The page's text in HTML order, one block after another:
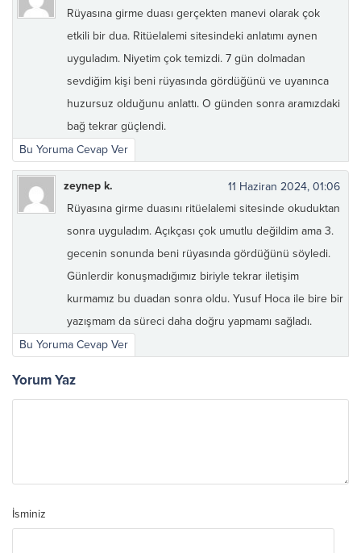
Rüyasına girme duası gerçekten manevi olarak çok
etkili bir dua. Ritüelalemi sitesindeki anlatımı aynen
uyguladım. Niyetim çok temizdi. 7 gün dolmadan
sevdiğim kişi beni rüyasında gördüğünü ve uyanınca
huzursuz olduğunu anlattı. O günden sonra aramızdaki
bağ tekrar güçlendi.
Bu Yoruma Cevap Ver
zeynep k.
11 Haziran 2024, 01:06
Rüyasına girme duasını ritüelalemi sitesinde okuduktan
sonra uyguladım. Açıkçası çok umutlu değildim ama 3.
gecenin sonunda beni rüyasında gördüğünü söyledi.
Günlerdir konuşmadığımız biriyle tekrar iletişim
kurmamız bu duadan sonra oldu. Yusuf Hoca ile bire bir
yazışmam da süreci daha doğru yapmamı sağladı.
Bu Yoruma Cevap Ver
Yorum Yaz
İsminiz